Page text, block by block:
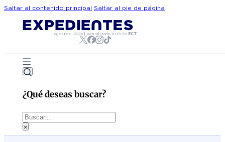
Saltar al contenido principal Saltar al pie de página
agosto 9, 2026| Actualizado 11:05:38 ECT
¿Qué deseas buscar?
Buscar
×